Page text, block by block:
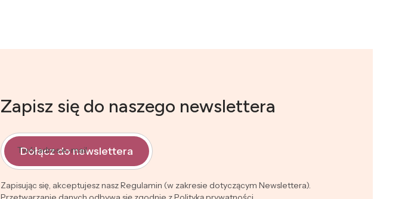
Zapisz się do naszego newslettera
Twój adres e-mail
Dołącz do newslettera
Zapisując się, akceptujesz nasz Regulamin (w zakresie dotyczącym Newslettera).